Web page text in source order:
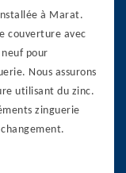
à Marat.
couverture avec
pour
Nous assurons
utilisant du zinc.
zinguerie